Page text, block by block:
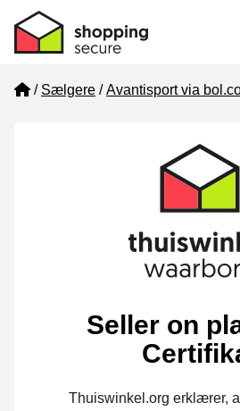
Home
Sælgere Avantisport via
Seller on
Thuiswinkel.org erklærer,